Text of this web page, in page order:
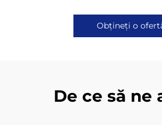
Obțineți o
De ce să ne